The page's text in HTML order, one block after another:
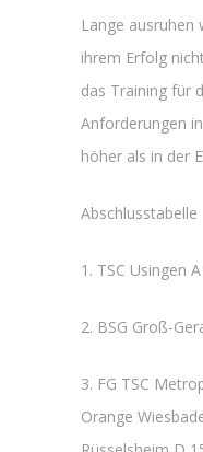
Lange ausruhen
ihrem Erfolg
das Training für
Anforderungen
höher als in der
Abschlusstabelle
1. TSC Usingen
2. BSG Groß-
3. FG TSC
Orange